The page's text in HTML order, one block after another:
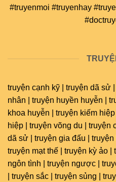
#truyenmoi #truyenhay
truyện cạnh kỹ | truyện dã sử
nhân | truyện huyền huyễn |
khoa huyễn | truyện kiếm
hiệp | truyện võng du | truyện
dã sử | truyện gia đấu | truyện
truyện mạt thế | truyện kỳ ảo
ngôn tình | truyện ngược |
| truyện sắc | truyện sủng |